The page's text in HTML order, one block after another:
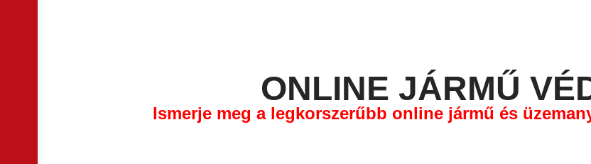
ONLINE JÁRMŰ
Ismerje meg a legkorszerűbb online jármű és